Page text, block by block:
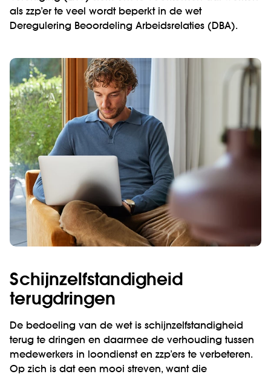
als zzp’er te veel wordt beperkt in de wet
Deregulering Beoordeling Arbeidsrelaties (DBA).
Schijnzelfstandigheid
terugdringen
De bedoeling van de wet is schijnzelfstandigheid
terug te dringen en daarmee de verhouding tussen
medewerkers in loondienst en zzp’ers te verbeteren.
Op zich is dat een mooi streven, want die